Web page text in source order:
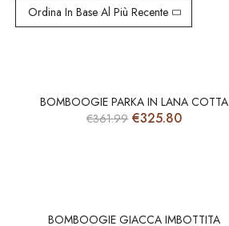
Ordina In Base Al Più Recente
BOMBOOGIE PARKA IN LANA COTTA
€361.99 Il
€325.80Il
BOMBOOGIE GIACCA IMBOTTITA